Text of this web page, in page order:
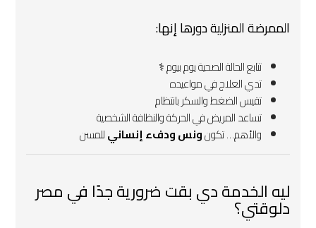
الممرضة المنزلية دورها إنها:
تتابع الحالة الصحية يوم بيوم ‍⚕️
تدي العلاج في مواعيده
تقيس الضغط والسكر بانتظام
تساعد المريض في الحركة والنظافة الشخصية
والأهم… تكونونس ودفء إنسانيللمسن
ليه الخدمة دي بقت ضرورية جدًا في مصر
دلوقتي؟